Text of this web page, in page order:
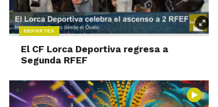
DEPORTES
El CF Lorca Deportiva regresa a
Segunda RFEF